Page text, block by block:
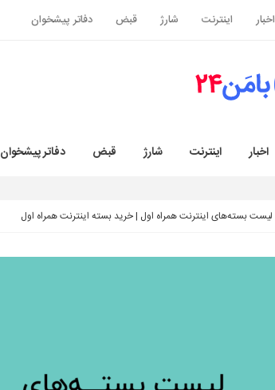
اخبار اینترنت شارژ قبض دفاتر پیشخوان
اخبار اینترنت شارژ قبض دفاتر پیشخوان
لیست بسته‌های اینترنت همراه اول | خرید بسته اینترنت همراه اول